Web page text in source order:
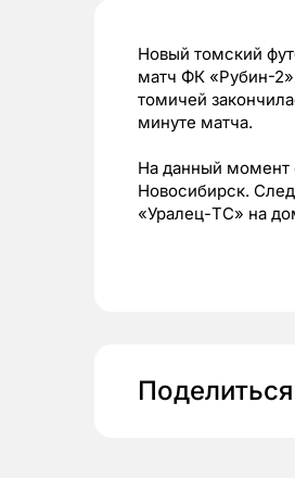
Новый томский
матч ФК «Рубин-
томичей
минуте матча.
На данный момент
Новосибирск.
«Уралец-ТС» на